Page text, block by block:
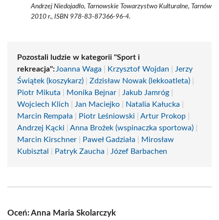
Andrzej Niedojadło, Tarnowskie Towarzystwo Kulturalne, Tarnów
2010 r., ISBN 978-83-87366-96-4.
Pozostali ludzie w kategorii "Sport i
rekreacja": Joanna Waga Krzysztof Wojdan
Jerzy
Świątek (koszykarz)
Zdzisław Nowak (lekkoatleta)
Piotr Mikuta
Monika Bejnar Jakub Jamróg
Wojciech Klich
Jan Maciejko Natalia Kałucka
Marcin Rempała
Piotr Leśniowski Artur Prokop
Andrzej Kącki
Anna Brożek (wspinaczka sportowa)
Marcin Kirschner
Paweł Gadziała
Mirosław
Kubisztal
Patryk Zaucha Józef Barbachen
Oceń: Anna Maria Skolarczyk